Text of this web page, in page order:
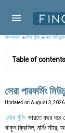
ফিনক্যাশ»যৌথ পুঁজি»সেরা
Table of contents
সেরা পারফর্মিং
Updated on August 3, 2026
যৌথ পুঁজি ভারতে বছর ধরে
থাকুন ক্রিসিল, মর্নিং